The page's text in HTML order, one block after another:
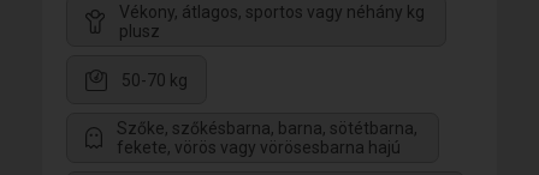
Vékony, átlagos, sportos vagy néhány kg
plusz
50-70 kg
Szőke, szőkésbarna, barna, sötétbarna,
fekete, vörös vagy vörösesbarna hajú